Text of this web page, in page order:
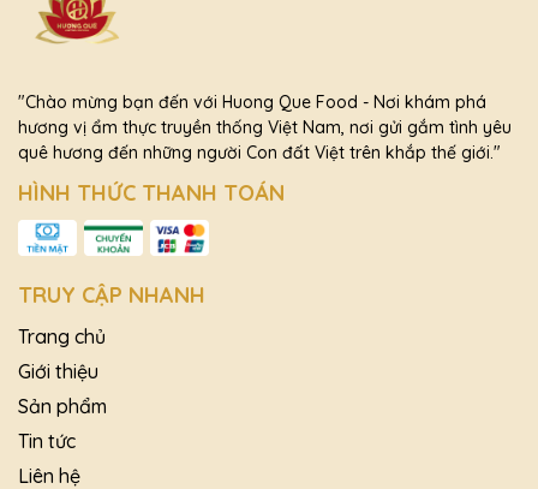
"Chào mừng bạn đến với Huong Que Food - Nơi khám phá
hương vị ẩm thực truyền thống Việt Nam, nơi gửi gắm tình yêu
quê hương đến những người Con đất Việt trên khắp thế giới."
HÌNH THỨC THANH TOÁN
TRUY CẬP NHANH
Trang chủ
Giới thiệu
Sản phẩm
Tin tức
Liên hệ